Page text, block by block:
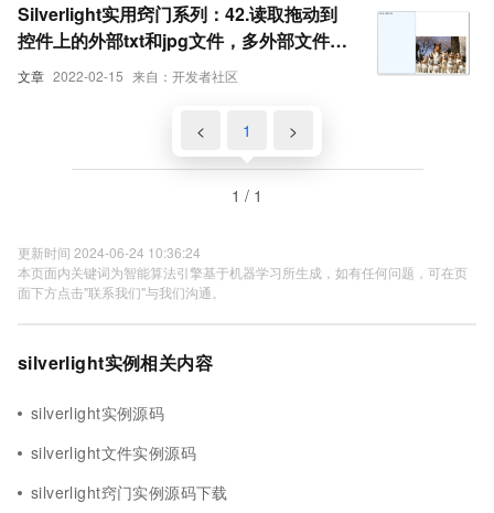
文章 2022-02-15 来自：开发者社区
Silverlight实用窍门系列：42.读取拖动到
控件上的外部txt和jpg文件，多外部文件的
拖动【附带实例源码】
< 1 >
1 / 1
更新时间 2024-06-24 10:36:24
本页面内关键词为智能算法引擎基于机器学习所生成，如有任何问题，可在页
面下方点击"联系我们"与我们沟通。
silverlight实例相关内容
silverlight实例源码
silverlight文件实例源码
silverlight窍门实例源码下载